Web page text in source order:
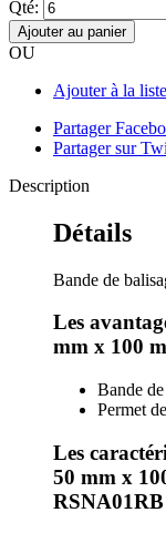
Qté:
Ajouter au panier
OU
Ajouter à la
Partager
Partager sur
Description
Détails
Bande de
Les
mm x 100
Bande
Permet
Les
50 mm x